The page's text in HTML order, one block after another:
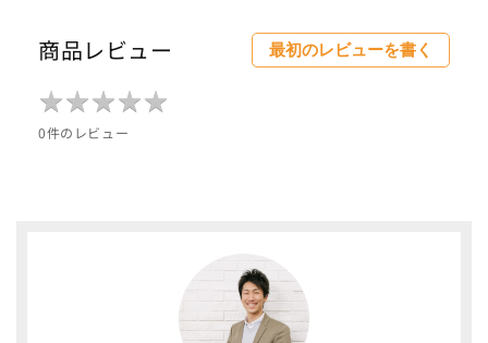
なるほどコラム
ご利用ガイド
TEL : 0798-33-4511
商品レビュー 最初のレビューを書く
★★★★★
★★★★★
0件のレビュー